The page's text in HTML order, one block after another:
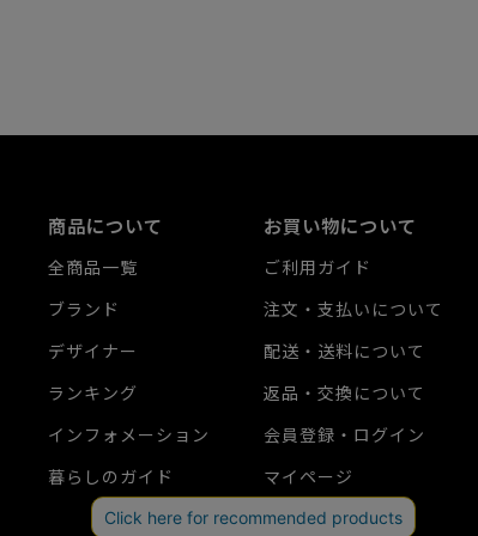
商品について
全商品一覧
ブランド
デザイナー
ランキング
インフォメーション
暮らしのガイド
お買い物について
ご利用ガイド
注文・支払いについて
配送・送料について
返品・交換について
会員登録・ログイン
マイページ
カート